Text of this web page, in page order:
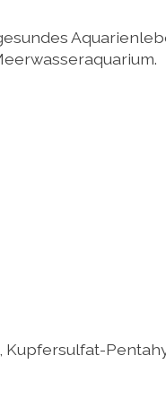
Kupfersulfat-